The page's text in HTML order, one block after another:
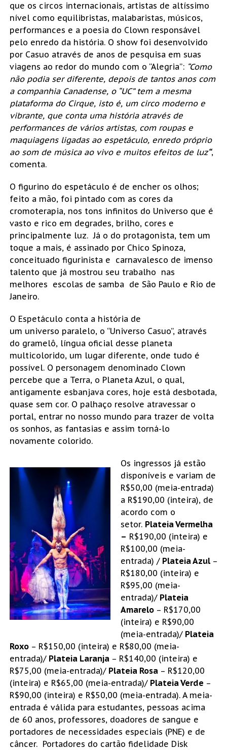
que os circos internacionais, artistas de altíssimo
nível como equilibristas, malabaristas, músicos,
performances e a poesia do Clown responsável
pelo enredo da história. O show foi desenvolvido
por Casuo através de anos de pesquisa em suas
viagens ao redor do mundo com o “Alegria”: “Como
não podia ser diferente, depois de tantos anos com
a companhia Canadense, o “UC” tem a mesma
plataforma do Cirque, isto é, um circo moderno e
vibrante, que conta uma história através de
performances de vários artistas, com roupas e
maquiagens ligadas ao espetáculo, enredo próprio
ao som de música ao vivo e muitos efeitos de luz“,
comenta.
O figurino do espetáculo é de encher os olhos;
feito a mão, foi pintado com as cores da
cromoterapia, nos tons infinitos do Universo que é
vasto e rico em degrades, brilho, cores e
principalmente luz. Já o do protagonista, tem um
toque a mais, é assinado por Chico Spinoza,
conceituado figurinista e carnavalesco de imenso
talento que já mostrou seu trabalho nas
melhores escolas de samba de São Paulo e Rio de
Janeiro.
O Espetáculo conta a história de
um universo paralelo, o “Universo Casuo”, através
do gramelô, língua oficial desse planeta
multicolorido, um lugar diferente, onde tudo é
possível. O personagem denominado Clown
percebe que a Terra, o Planeta Azul, o qual,
antigamente esbanjava cores, hoje está desbotada,
quase sem cor. O palhaço resolve atravessar o
portal, entrar no nosso mundo para trazer de volta
os sonhos, as fantasias e assim torná-lo
novamente colorido.
Os ingressos já estão
disponíveis e variam de
R$50,00 (meia-entrada)
a R$190,00 (inteira), de
acordo com o
setor. Plateia Vermelha
– R$190,00 (inteira) e
R$100,00 (meia-
entrada) / Plateia Azul –
R$180,00 (inteira) e
R$95,00 (meia-
entrada)/ Plateia
Amarelo – R$170,00
(inteira) e R$90,00
(meia-entrada)/ Plateia
Roxo – R$150,00 (inteira) e R$80,00 (meia-
entrada)/ Plateia Laranja – R$140,00 (inteira) e
R$75,00 (meia-entrada)/ Plateia Rosa – R$120,00
(inteira) e R$65,00 (meia-entrada)/ Plateia Verde –
R$90,00 (inteira) e R$50,00 (meia-entrada). A meia-
entrada é válida para estudantes, pessoas acima
de 60 anos, professores, doadores de sangue e
portadores de necessidades especiais (PNE) e de
câncer. Portadores do cartão fidelidade Disk